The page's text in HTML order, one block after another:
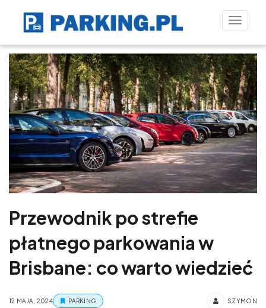
Toggle
Przewodnik po strefie
płatnego parkowania w
Brisbane: co warto wiedzieć
12 MAJA, 2024 PARKING SZYMON